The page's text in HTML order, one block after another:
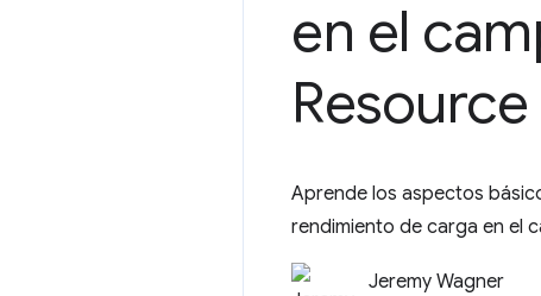
en el
Aprende los aspectos
rendimiento de carga en el
Jeremy Wagner